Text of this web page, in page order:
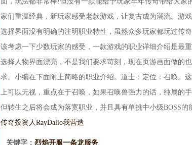
家们重温经典，新玩家感受老款游戏，让复古成为潮流。游
选择界面没有明确的注明职业特性，虽然众多玩家都玩过传
该考虑一下少数玩家的感受，一款游戏的职业详细介绍是最
选择人物界面漂亮，不是我们要求苛刻，现在页游画面做的
求。小编在下面附上简略的职业介绍。道士：定位：召唤。
上可以无视，重点在于召唤，如果召唤兽强力的话，纯属的
但转生之后将会成为落寞职业，并且具有单挑中小级BOSS
传奇投资人RayDalio我营造
关键字： 烈焰开服一条龙服务